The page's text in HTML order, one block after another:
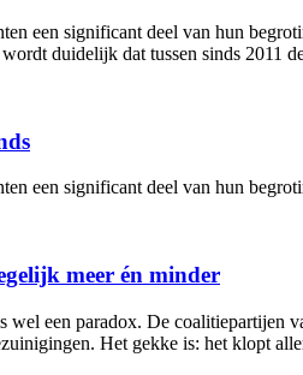
een significant deel van hun
duidelijk dat tussen sinds 2011
een significant deel van hun
meer én minder
een paradox. De coalitiepartijen
Het gekke is: het klopt